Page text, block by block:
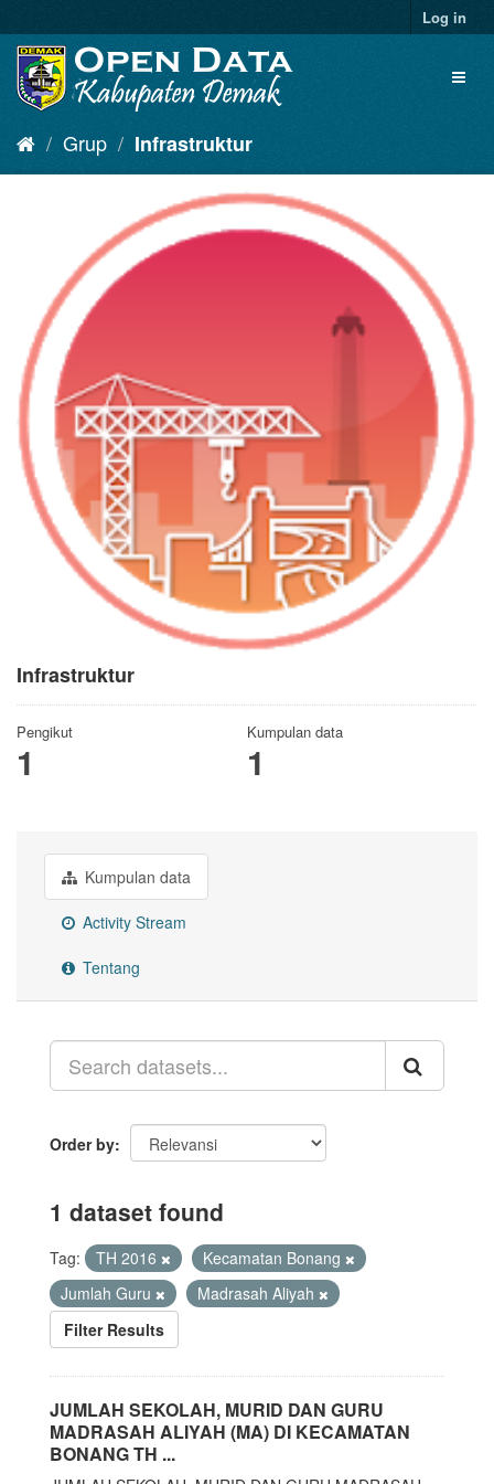
Log in
Grup Infrastruktur
Infrastruktur
Pengikut
1
Kumpulan data
1
Kumpulan data
Activity Stream
Tentang
Order by
1 dataset found
Tag: TH 2016
Kecamatan Bonang
Jumlah Guru
Madrasah Aliyah
Filter Results
JUMLAH SEKOLAH, MURID DAN GURU
MADRASAH ALIYAH (MA) DI KECAMATAN
BONANG TH ...